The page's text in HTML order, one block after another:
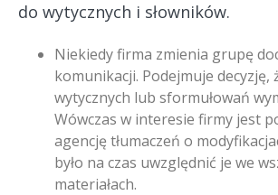
do wytycznych i słowników.
Niekiedy firma zmienia grupę
komunikacji. Podejmuje decyzję,
wytycznych lub sformułowań
Wówczas w interesie firmy jest
agencję tłumaczeń o
było na czas uwzględnić je we
materiałach.